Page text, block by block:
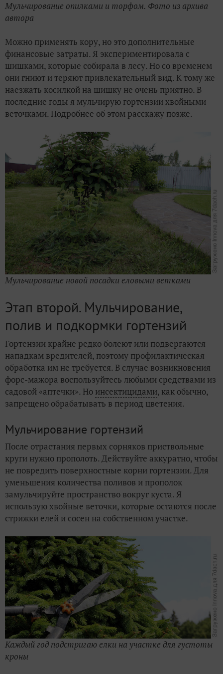
Мульчирование опилками и торфом. Фото из архива
автора
Можно применять кору, но это дополнительные
финансовые затраты. Я экспериментировала с
шишками, которые собирала в лесу. Но со временем
они гниют и теряют привлекательный вид. К тому же
наезжать косилкой на шишку не очень приятно. В
последние годы я мульчирую гортензии хвойными
веточками. Подробнее об этом расскажу позже.
Мульчирование новой посадки еловыми ветками
Этап второй. Мульчирование,
полив и подкормки гортензий
Гортензии крайне редко болеют или подвергаются
нападкам вредителей, поэтому профилактическая
обработка им не требуется. В случае возникновения
форс-мажора воспользуйтесь любыми средствами из
садовой «аптечки». Но инсектицидами, как обычно,
запрещено обрабатывать в период цветения.
Мульчирование гортензий
После отрастания первых сорняков приствольные
круги нужно прополоть. Действуйте аккуратно, чтобы
не повредить поверхностные корни гортензии. Для
уменьшения количества поливов и прополок
замульчируйте пространство вокруг куста. Я
использую хвойные веточки, которые остаются после
стрижки елей и сосен на собственном участке.
Каждый год подстригаю елки на участке для густоты
кроны